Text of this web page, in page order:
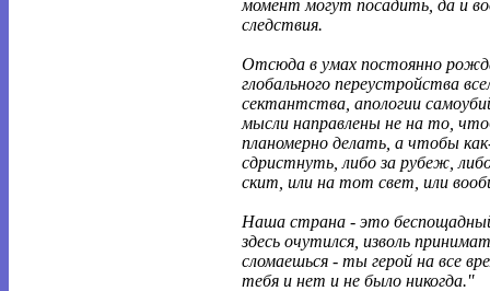
момент могут посадить, да и
следствия.
Отсюда в умах постоянно
глобального переустройства
сектантства, апологии
мысли направлены не на то,
планомерно делать, а чтобы
сдристнуть, либо за рубеж,
скит, или на тот свет, или
Наша страна - это
здесь очутился, изволь
сломаешься - ты герой на все
тебя и нет и не было никогда.''